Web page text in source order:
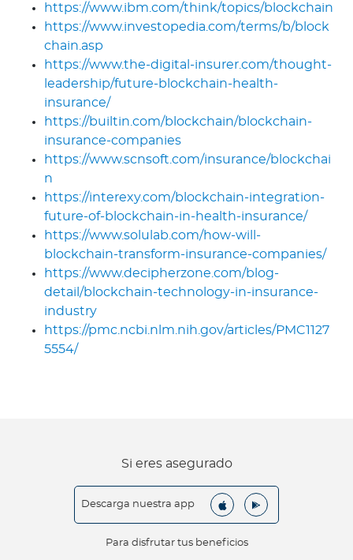
https://www.ibm.com/think/topics/blockchain
https://www.investopedia.com/terms/b/block
chain.asp
https://www.the-digital-insurer.com/thought-
leadership/future-blockchain-health-
insurance/
https://builtin.com/blockchain/blockchain-
insurance-companies
https://www.scnsoft.com/insurance/blockchai
n
https://interexy.com/blockchain-integration-
future-of-blockchain-in-health-insurance/
https://www.solulab.com/how-will-
blockchain-transform-insurance-companies/
https://www.decipherzone.com/blog-
detail/blockchain-technology-in-insurance-
industry
https://pmc.ncbi.nlm.nih.gov/articles/PMC1127
5554/
Si eres asegurado
Descarga nuestra app
Para disfrutar tus beneficios